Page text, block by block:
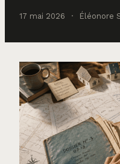
17 mai 2026 · Éléonore